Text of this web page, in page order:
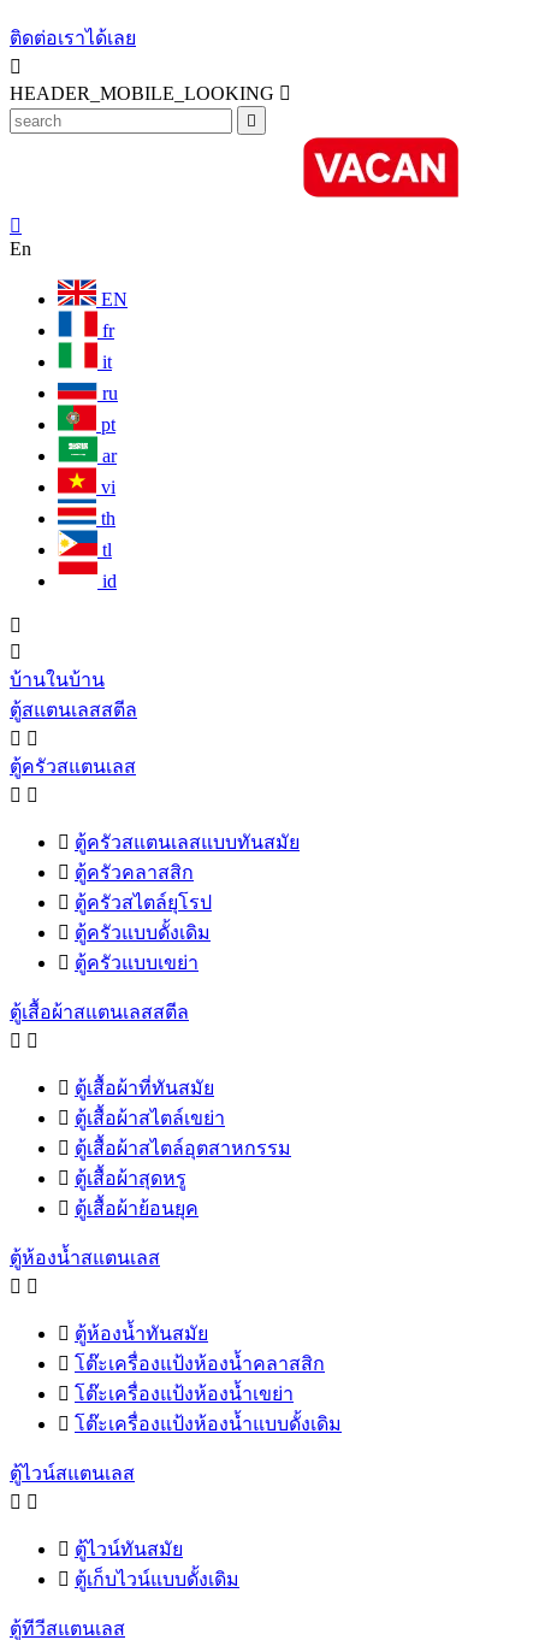
ติดต่อเราได้เลย

HEADER_MOBILE_LOOKING 


En
EN
fr
it
ru
pt
ar
vi
th
tl
id


บ้านในบ้าน
ตู้สแตนเลสสตีล
 
ตู้ครัวสแตนเลส
 
 ตู้ครัวสแตนเลสแบบทันสมัย
 ตู้ครัวคลาสสิก
 ตู้ครัวสไตล์ยุโรป
 ตู้ครัวแบบดั้งเดิม
 ตู้ครัวแบบเขย่า
ตู้เสื้อผ้าสแตนเลสสตีล
 
 ตู้เสื้อผ้าที่ทันสมัย
 ตู้เสื้อผ้าสไตล์เขย่า
 ตู้เสื้อผ้าสไตล์อุตสาหกรรม
 ตู้เสื้อผ้าสุดหรู
 ตู้เสื้อผ้าย้อนยุค
ตู้ห้องน้ำสแตนเลส
 
 ตู้ห้องน้ำทันสมัย
 โต๊ะเครื่องแป้งห้องน้ำคลาสสิก
 โต๊ะเครื่องแป้งห้องน้ำเขย่า
 โต๊ะเครื่องแป้งห้องน้ำแบบดั้งเดิม
ตู้ไวน์สแตนเลส
 
 ตู้ไวน์ทันสมัย
 ตู้เก็บไวน์แบบดั้งเดิม
ตู้ทีวีสแตนเลส